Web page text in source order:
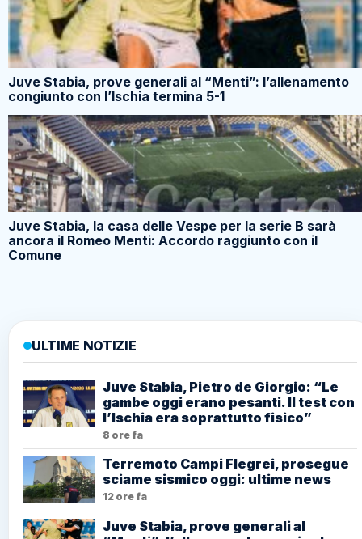
Juve Stabia, prove generali al “Menti”: l’allenamento
congiunto con l’Ischia termina 5-1
Juve Stabia, la casa delle Vespe per la serie B sarà
ancora il Romeo Menti: Accordo raggiunto con il
Comune
ULTIME NOTIZIE
Juve Stabia, Pietro de Giorgio: “Le
gambe oggi erano pesanti. Il test con
l’Ischia era soprattutto fisico”
8 ore fa
Terremoto Campi Flegrei, prosegue
sciame sismico oggi: ultime news
12 ore fa
Juve Stabia, prove generali al